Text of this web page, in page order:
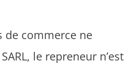
de commerce ne
le repreneur n’est